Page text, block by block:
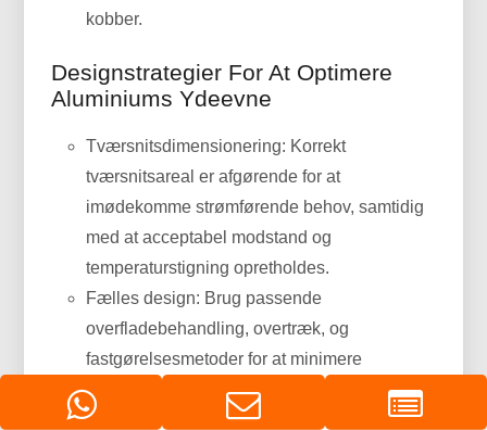
kobber.
Designstrategier For At Optimere
Aluminiums Ydeevne
Tværsnitsdimensionering: Korrekt
tværsnitsareal er afgørende for at
imødekomme strømførende behov, samtidig
med at acceptabel modstand og
temperaturstigning opretholdes.
Fælles design: Brug passende
overfladebehandling, overtræk, og
fastgørelsesmetoder for at minimere
kontaktmodstanden. Overvej nikkel- eller
tinbelægning til terminalgrænseflader, hvor